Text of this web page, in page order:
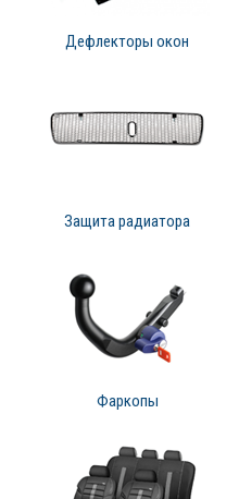
Дефлекторы окон
Защита радиатора
Фаркопы